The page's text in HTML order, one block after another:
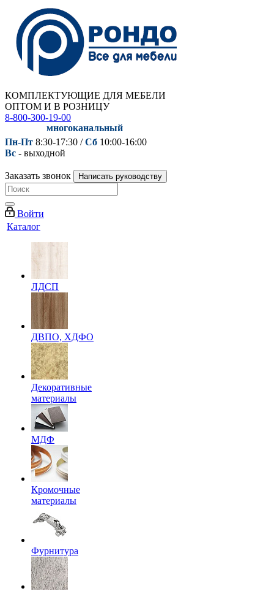
КОМПЛЕКТУЮЩИЕ ДЛЯ МЕБЕЛИ
ОПТОМ И В РОЗНИЦУ
8-800-300-19-00
многоканальный
Пн-Пт 8:30-17:30 /Сб 10:00-16:00
Вс - выходной
Заказать звонок Написать руководству
Войти
Каталог
ЛДСП
ДВПО, ХДФО
Декоративные
материалы
МДФ
Кромочные
материалы
Фурнитура